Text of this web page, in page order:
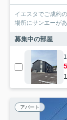
イエスタでご成約
場所にサンエーが
募集中の部屋
アパート